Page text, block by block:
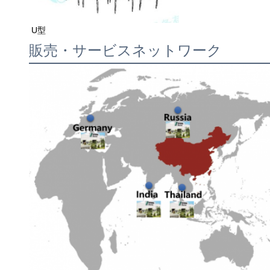
U型
販売・サービスネットワーク